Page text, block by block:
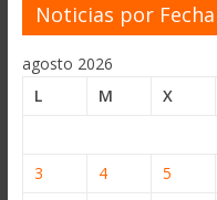
Noticias por Fecha
agosto 2026
L
M X
3
4 5